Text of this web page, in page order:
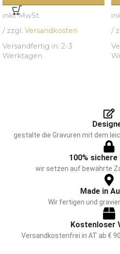
inkl. MwSt.
/ zzgl. Versandkosten
Versandfertig in: 2-3
Werktagen
/
gestalte die Gravuren mit dem
100% sichere
wir setzen auf bewährte
Made in
Wir fertigen und
Kostenloser
Versandkostenfrei in AT ab €